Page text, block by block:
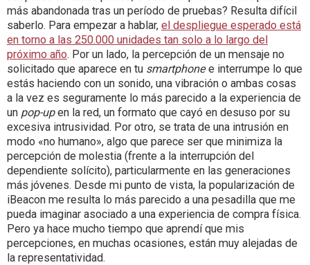
más abandonada tras un período de pruebas? Resulta difícil
saberlo. Para empezar a hablar, el despliegue esperado está
en torno a las 250.000 unidades tan solo a lo largo del
próximo año. Por un lado, la percepción de un mensaje no
solicitado que aparece en tu smartphonee interrumpe lo que
estás haciendo con un sonido, una vibración o ambas cosas
a la vez es seguramente lo más parecido a la experiencia de
un pop-upen la red, un formato que cayó en desuso por su
excesiva intrusividad. Por otro, se trata de una intrusión en
modo «no humano», algo que parece ser que minimiza la
percepción de molestia (frente a la interrupción del
dependiente solícito), particularmente en las generaciones
más jóvenes. Desde mi punto de vista, la popularización de
iBeacon me resulta lo más parecido a una pesadilla que me
pueda imaginar asociado a una experiencia de compra física.
Pero ya hace mucho tiempo que aprendí que mis
percepciones, en muchas ocasiones, están muy alejadas de
la representatividad.